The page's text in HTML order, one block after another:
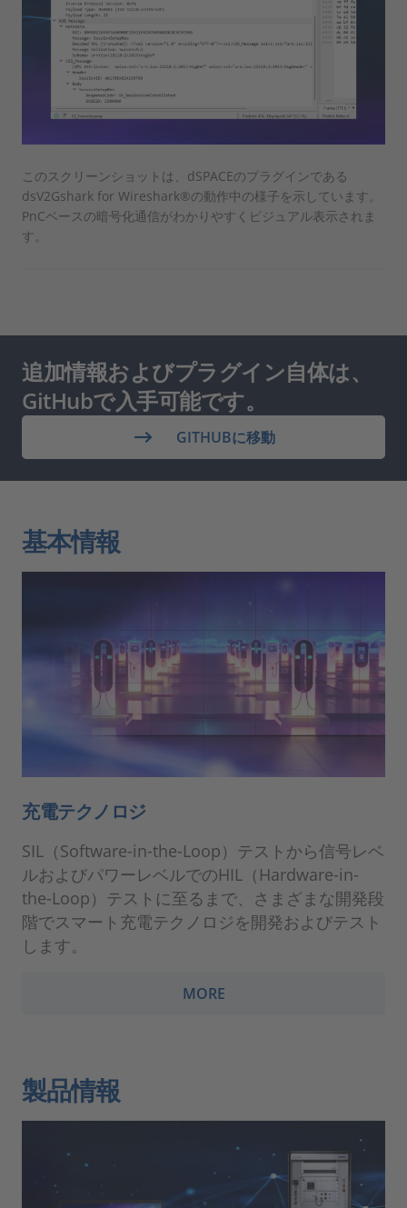
このスクリーンショットは、dSPACEのプラグインである
dsV2Gshark for Wireshark®の動作中の様子を示しています。
PnCベースの暗号化通信がわかりやすくビジュアル表示されま
す。
追加情報およびプラグイン自体は、
GitHubで入手可能です。
GITHUBに移動
基本情報
充電テクノロジ
SIL（Software-in-the-Loop）テストから信号レベ
ルおよびパワーレベルでのHIL（Hardware-in-
the-Loop）テストに至るまで、さまざまな開発段
階でスマート充電テクノロジを開発およびテスト
します。
MORE
製品情報